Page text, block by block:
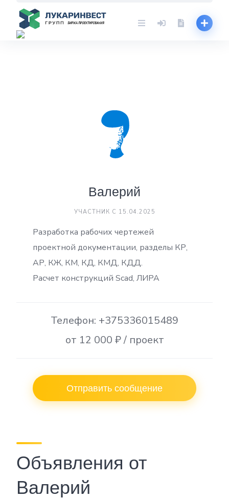
content
Валерий
УЧАСТНИК С 15.04.2025
Разработка рабочих чертежей
проектной документации, разделы КР,
АР, КЖ, КМ, КД, КМД, КДД.
Расчет конструкций Scad, ЛИРА
Телефон: +375336015489
от 12 000 ₽ / проект
Отправить сообщение
Объявления от
Валерий